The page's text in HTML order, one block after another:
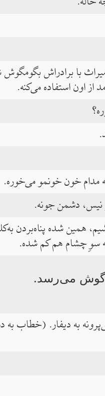
با برادراش بگومگوش
از اون استفاده می‌کنه.
مدام خون خونمو می‌خوره.
نیس، دشمن جونه.
همین شده پناه‌بردن
سوِ چشام هم کم شده.
گوش می‌رسد.
به دیفار. (خطاب به